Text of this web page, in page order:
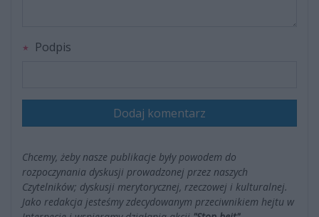
Podpis
Dodaj komentarz
Chcemy, żeby nasze publikacje były powodem do
rozpoczynania dyskusji prowadzonej przez naszych
Czytelników; dyskusji merytorycznej, rzeczowej i kulturalnej.
Jako redakcja jesteśmy zdecydowanym przeciwnikiem hejtu w